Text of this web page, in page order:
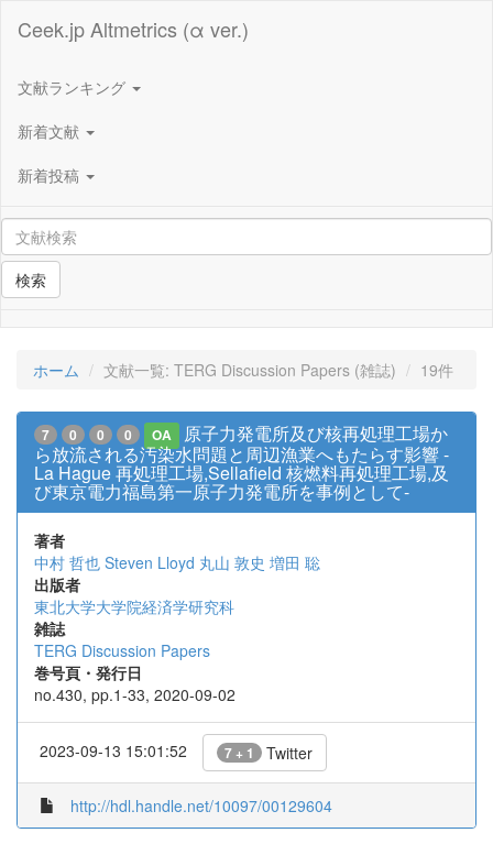
Ceek.jp Altmetrics (α ver.)
文献ランキング
新着文献
新着投稿
検索
ホーム 文献一覧: TERG Discussion Papers (雑誌) 19件
7 0 0 0 OA
原子力発電所及び核再処理工場か
ら放流される汚染水問題と周辺漁業へもたらす影響 -
La Hague 再処理工場,Sellafield 核燃料再処理工場,及
び東京電力福島第一原子力発電所を事例として-
著者
中村 哲也 Steven Lloyd 丸山 敦史 増田 聡
出版者
東北大学大学院経済学研究科
雑誌
TERG Discussion Papers
巻号頁・発行日
no.430, pp.1-33, 2020-09-02
2023-09-13 15:01:52 7 + 1 Twitter
http://hdl.handle.net/10097/00129604